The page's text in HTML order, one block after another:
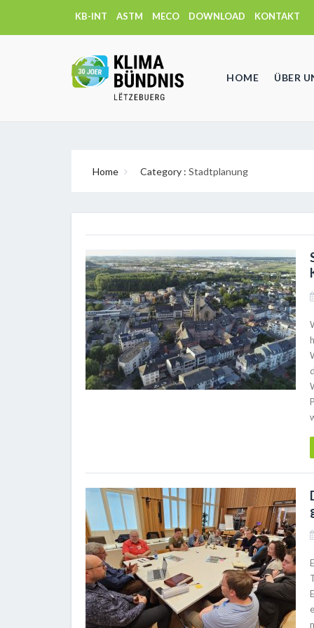
KB-INT ASTM MECO DOWNLOAD KONTAKT
HOME ÜBER
Home Category : Stadtplanung